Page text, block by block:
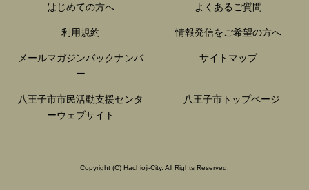
はじめての方へ よくあるご質問
利用規約 情報発信をご希望の方へ
メールマガジンバックナンバ
ー
サイトマップ
八王子市市民活動支援センタ
ーウェブサイト
八王子市トップページ
Copyright (C) Hachioji-City. All Rights Reserved.